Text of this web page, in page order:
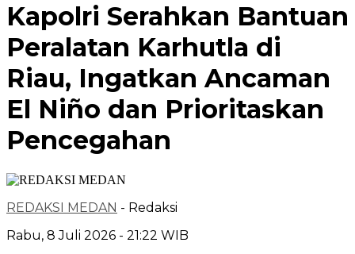
Kapolri Serahkan Bantuan
Peralatan Karhutla di
Riau, Ingatkan Ancaman
El Niño dan Prioritaskan
Pencegahan
REDAKSI MEDAN - Redaksi
Rabu, 8 Juli 2026 - 21:22 WIB